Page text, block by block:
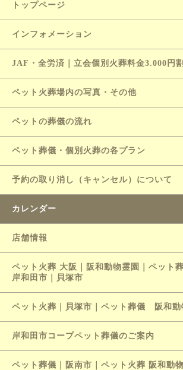
トップページ
インフォメーション
JAF・全労済｜立会個別火葬料金3.000円
ペット火葬場内の写真・その他
ペットの葬儀の流れ
ペット葬儀・個別火葬の各プラン
予約の取り消し（キャンセル）について
カレンダー
店舗情報
ペット火葬 大阪｜阪和動物霊園｜ペット
岸和田市｜貝塚市
ペット火葬｜貝塚市｜ペット葬儀 阪和動
岸和田市コープペット葬儀のご案内
ペット葬儀｜阪南市｜ペット火葬 阪和動